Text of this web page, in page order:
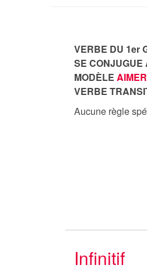
VERBE DU 1er
SE CONJUGUE
MODÈLE AIMER
VERBE
Aucune règle
Infinitif